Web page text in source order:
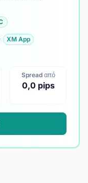
XM App
Spread από
0,0 pips